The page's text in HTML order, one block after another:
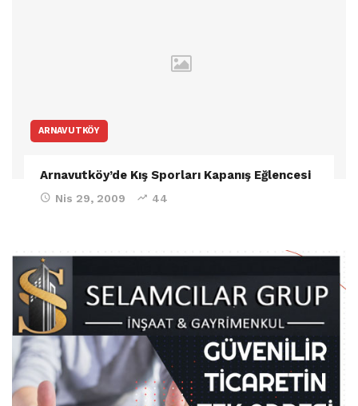
ARNAVUTKÖY
Arnavutköy’de Kış Sporları Kapanış Eğlencesi
Nis 29, 2009 44